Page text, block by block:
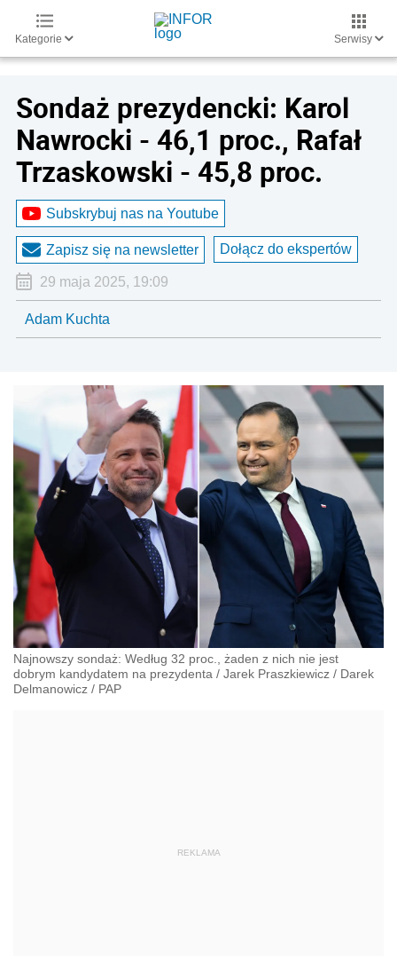
Kategorie Serwisy
Sondaż prezydencki: Karol
Nawrocki - 46,1 proc., Rafał
Trzaskowski - 45,8 proc.
Subskrybuj nas na Youtube
Zapisz się na newsletter Dołącz do ekspertów
29 maja 2025, 19:09
Adam Kuchta
Najnowszy sondaż: Według 32 proc., żaden z nich nie jest
dobrym kandydatem na prezydenta / Jarek Praszkiewicz / Darek
Delmanowicz / PAP